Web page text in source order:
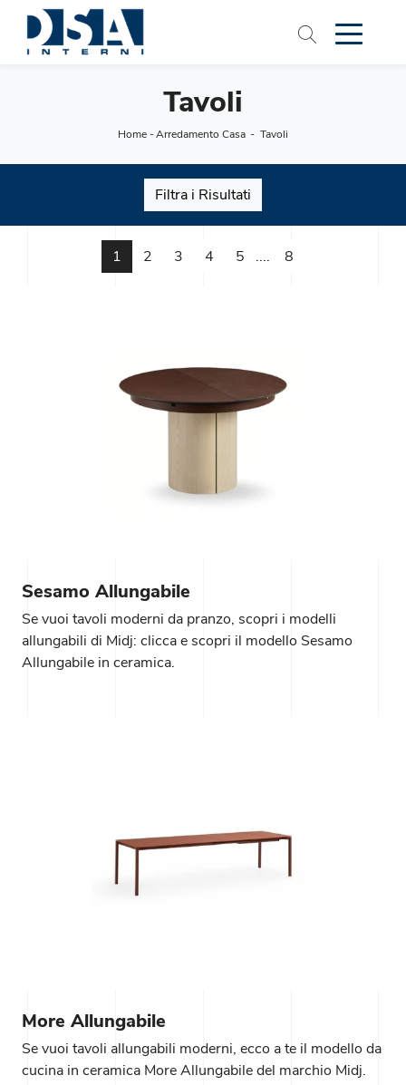
Tavoli
Home-Arredamento Casa - Tavoli
Filtra i Risultati
1 2 3 4 5 .... 8
Sesamo Allungabile
Se vuoi tavoli moderni da pranzo, scopri i modelli
allungabili di Midj: clicca e scopri il modello Sesamo
Allungabile in ceramica.
More Allungabile
Se vuoi tavoli allungabili moderni, ecco a te il modello da
cucina in ceramica More Allungabile del marchio Midj.